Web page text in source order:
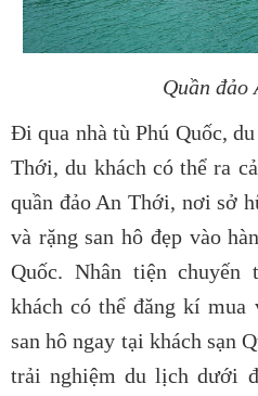
Quần đảo
Đi qua nhà tù Phú Quốc,
Thới, du khách có thể ra
quần đảo An Thới, nơi sở
và rặng san hô đẹp vào
Quốc. Nhân tiện chuyến
khách có thể đăng kí mua
san hô ngay tại khách sạn
trải nghiệm du lịch dưới